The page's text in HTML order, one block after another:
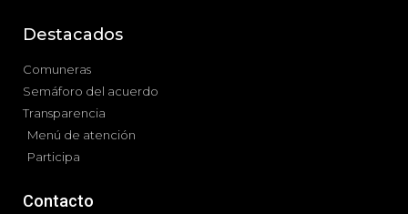
Destacados
Comuneras
Semáforo del acuerdo
Transparencia
Menú de atención
Participa
Contacto